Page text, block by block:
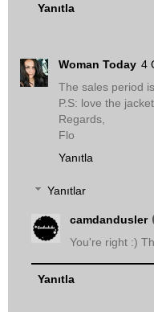
Yanıtla
Woman Today 4
The sales period
P.S: love the
Regards,
Flo
Yanıtla
Yanıtlar
camdandusler
You're right :)
Yanıtla